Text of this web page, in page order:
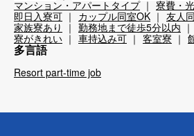
マンション・アパートタイプ
寮費・
即日入寮可
カップル同室OK
友人
家族寮あり
勤務地まで徒歩5分以内
寮がきれい
車持込み可 客室寮
多言語
Resort part-time job